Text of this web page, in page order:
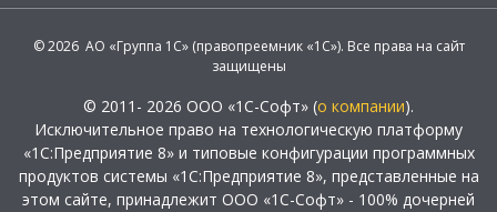
© 2026 АО «Группа 1С» (правопреемник «1С»). Все права на сайт
защищены
© 2011- 2026 ООО «1С-Софт» (о компании).
Исключительное право на технологическую платформу
«1С:Предприятие 8» и типовые конфигурации программных
продуктов системы «1С:Предприятие 8», представленные на
этом сайте, принадлежит ООО «1С-Софт» - 100% дочерней